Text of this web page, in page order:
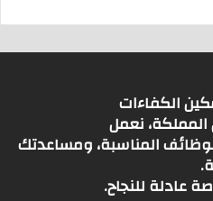
الكفاءات
نعمل
المناسبة، ومساعدتك
عادلة للنجاح.